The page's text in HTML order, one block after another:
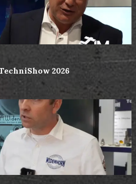
2026